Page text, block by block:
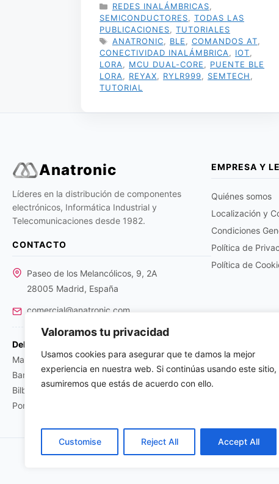
Valoramos tu privacidad
Usamos cookies para asegurar que te damos la mejor
experiencia en nuestra web. Si continúas usando este sitio,
asumiremos que estás de acuerdo con ello.
Customise Reject All Accept All
CATEGORÍAS
REDES INALÁMBRICAS
SEMICONDUCTORES
TODAS LAS
PUBLICACIONES
TUTORIALES
ETIQUETAS
ANATRONIC BLE COMANDOS AT
CONECTIVIDAD INALÁMBRICA
IOT
LORA
MCU DUAL-CORE
PUENTE BLE
LORA
REYAX RYLR999 SEMTECH
TUTORIAL
Anatronic
Líderes en la distribución de componentes
electrónicos, Informática Industrial y
Telecomunicaciones desde 1982.
CONTACTO
Paseo de los Melancólicos, 9, 2A
28005 Madrid, España
comercial@anatronic.com
Delegaciones:
Madrid: +34 91 366 01 59
Barcelona: +34 93 224 02 83
Bilbao: +34 94 463 60 66
Portugal: +351 219 376 267
EMPRESA Y
Quiénes somos
Localización y
Condiciones
Política de
Política de